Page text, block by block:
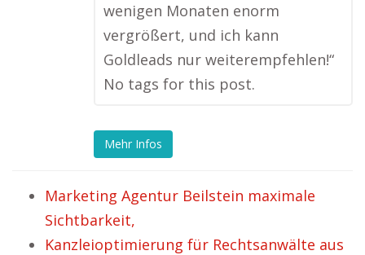
wenigen Monaten enorm
vergrößert, und ich kann
Goldleads nur weiterempfehlen!“
No tags for this post.
Mehr Infos
Marketing Agentur Beilstein maximale
Sichtbarkeit,
Kanzleioptimierung für Rechtsanwälte aus